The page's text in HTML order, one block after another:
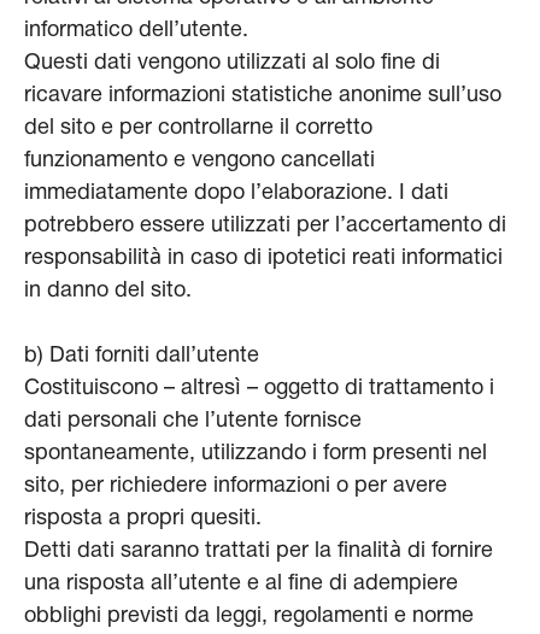
informatico dell’utente.
Questi dati vengono utilizzati al solo fine di
ricavare informazioni statistiche anonime sull’uso
del sito e per controllarne il corretto
funzionamento e vengono cancellati
immediatamente dopo l’elaborazione. I dati
potrebbero essere utilizzati per l’accertamento di
responsabilità in caso di ipotetici reati informatici
in danno del sito.
b) Dati forniti dall’utente
Costituiscono – altresì – oggetto di trattamento i
dati personali che l’utente fornisce
spontaneamente, utilizzando i form presenti nel
sito, per richiedere informazioni o per avere
risposta a propri quesiti.
Detti dati saranno trattati per la finalità di fornire
una risposta all’utente e al fine di adempiere
obblighi previsti da leggi, regolamenti e norme